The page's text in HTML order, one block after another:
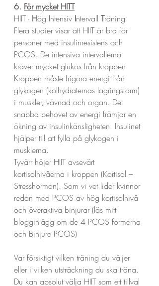
6. För mycket HITT
HIIT - Hög Intensiv Intervall Träning
Flera studier visar att HIIT är bra för
personer med insulinresistens och
PCOS. De intensiva intervallerna
kräver mycket glukos från kroppen.
Kroppen måste frigöra energi från
glykogen (kolhydraternas lagringsform)
i muskler, vävnad och organ. Det
snabba behovet av energi främjar en
ökning av insulinkänsligheten. Insulinet
hjälper till att fylla på glykogen i
musklerna.
Tyvärr höjer HIIT avsevärt
kortisolnivåerna i kroppen (Kortisol –
Stresshormon). Som vi vet lider kvinnor
redan med PCOS av hög kortisolnivå
och överaktiva binjurar (läs mitt
blogginlägg om de 4 PCOS formerna
och Binjure PCOS)
Var försiktigt vilken träning du väljer
eller i vilken utsträckning du ska träna.
Du kan absolut välja HIIT som ett tillval